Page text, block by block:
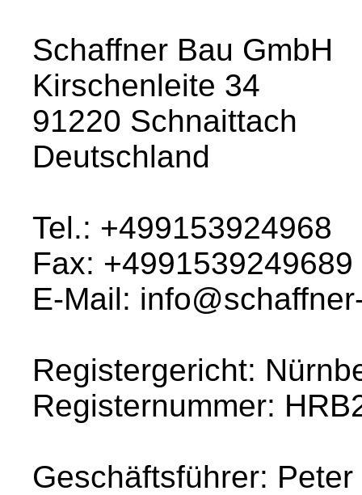
Schaffner Bau GmbH
Kirschenleite 34
91220 Schnaittach
Deutschland
Tel.: +499153924968
Fax: +4991539249689
E-Mail:
Registergericht:
Registernummer:
Geschäftsführer: